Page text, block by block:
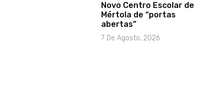
Novo Centro Escolar de
Mértola de “portas
abertas”
7 De Agosto, 2026